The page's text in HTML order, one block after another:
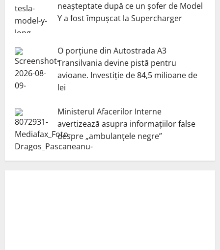
neașteptate după ce un șofer de Model
Y a fost împușcat la Supercharger
O porțiune din Autostrada A3
Transilvania devine pistă pentru
avioane. Investiție de 84,5 milioane de
lei
Ministerul Afacerilor Interne
avertizează asupra informațiilor false
despre „ambulanțele negre”